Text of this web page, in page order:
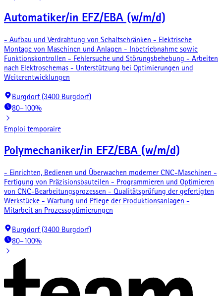
Automatiker/in EFZ/EBA (w/m/d)
- Aufbau und Verdrahtung von Schaltschränken - Elektrische
Montage von Maschinen und Anlagen - Inbetriebnahme sowie
Funktionskontrollen - Fehlersuche und Störungsbehebung - Arbeiten
nach Elektroschemas - Unterstützung bei Optimierungen und
Weiterentwicklungen
Burgdorf (3400 Burgdorf)
80–100%
Emploi temporaire
Polymechaniker/in EFZ/EBA (w/m/d)
- Einrichten, Bedienen und Überwachen moderner CNC-Maschinen -
Fertigung von Präzisionsbauteilen - Programmieren und Optimieren
von CNC-Bearbeitungsprozessen - Qualitätsprüfung der gefertigten
Werkstücke - Wartung und Pflege der Produktionsanlagen -
Mitarbeit an Prozessoptimierungen
Burgdorf (3400 Burgdorf)
80–100%